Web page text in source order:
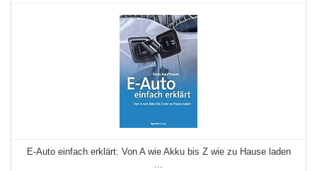
E-Auto einfach erklärt: Von A wie Akku bis Z wie zu Hause laden
...